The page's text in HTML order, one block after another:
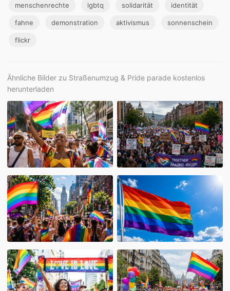
menschenrechte lgbtq solidarität identität
fahne demonstration aktivismus sonnenschein
flickr
Ähnliche Bilder zu Straßenumzug & Pride parade kostenlos
herunterladen